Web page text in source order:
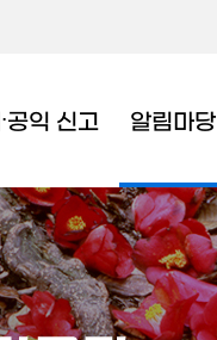
공익 신고 알림마당